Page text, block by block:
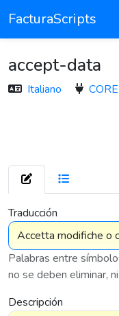
FacturaScripts
accept-data
Italiano CORE
Traducción
Palabras entre
no se deben eliminar,
Descripción